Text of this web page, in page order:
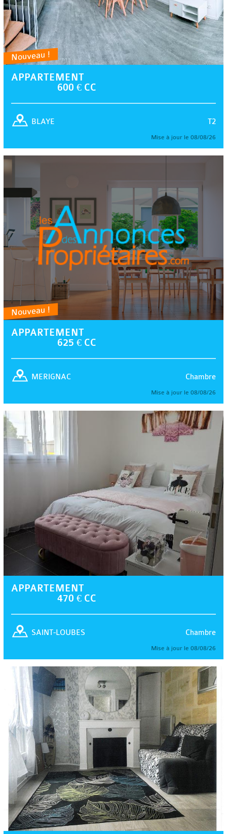
Nouveau !
APPARTEMENT
600 € CC
T2
BLAYE
Mise à jour le 08/08/26
Nouveau !
APPARTEMENT
625 € CC
Chambre
MERIGNAC
Mise à jour le 08/08/26
APPARTEMENT
470 € CC
Chambre
SAINT-LOUBES
Mise à jour le 08/08/26